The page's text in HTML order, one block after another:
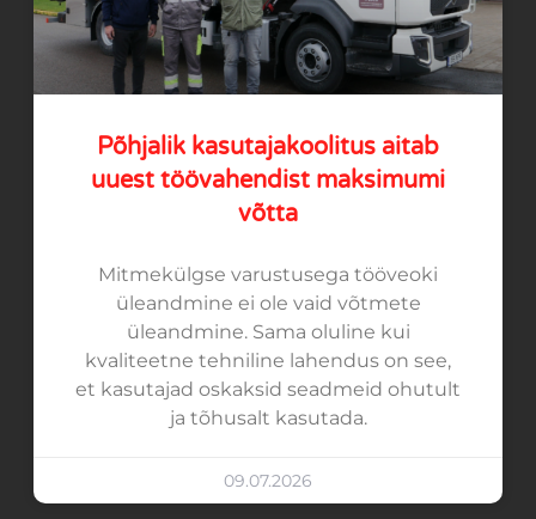
Põhjalik kasutajakoolitus aitab
uuest töövahendist maksimumi
võtta
Mitmekülgse varustusega tööveoki
üleandmine ei ole vaid võtmete
üleandmine. Sama oluline kui
kvaliteetne tehniline lahendus on see,
et kasutajad oskaksid seadmeid ohutult
ja tõhusalt kasutada.
09.07.2026